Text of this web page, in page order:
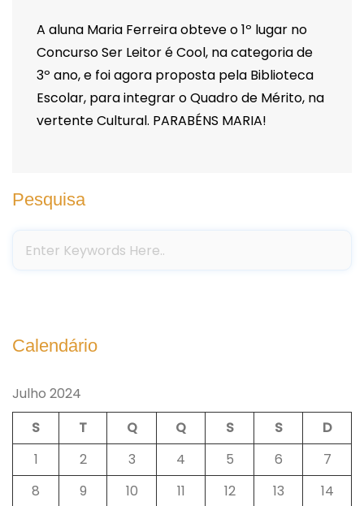
A aluna Maria Ferreira obteve o 1º lugar no
Concurso Ser Leitor é Cool, na categoria de
3º ano, e foi agora proposta pela Biblioteca
Escolar, para integrar o Quadro de Mérito, na
vertente Cultural. PARABÉNS MARIA!
Pesquisa
Calendário
Julho 2024
S
T Q Q S S
D
1
2 3 4 5 6
7
8
9 10 11 12 13
14